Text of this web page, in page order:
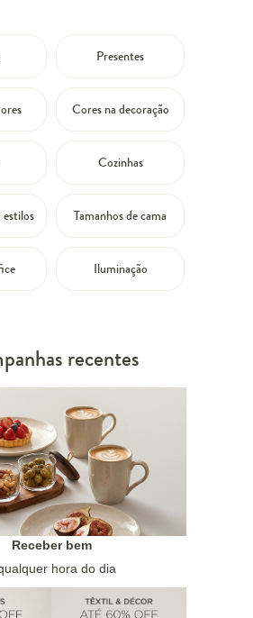
Presentes
Cores na decoração
Cozinhas
Tamanhos de cama
Iluminação
recentes
Receber bem
hora do dia